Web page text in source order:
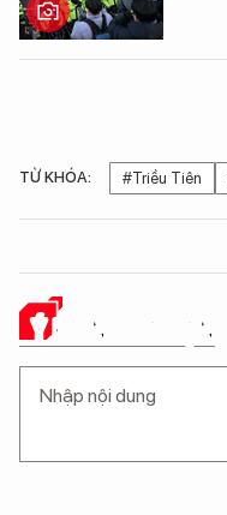
TỪ KHÓA: #Triều Tiên
Ý KIẾN CỦA BẠN